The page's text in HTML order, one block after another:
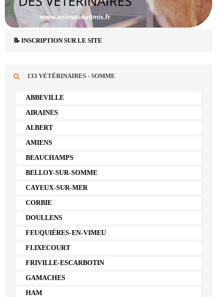
📝 INSCRIPTION SUR LE SITE
133 VÉTÉRINAIRES - SOMME
ABBEVILLE
AIRAINES
ALBERT
AMIENS
BEAUCHAMPS
BELLOY-SUR-SOMME
CAYEUX-SUR-MER
CORBIE
DOULLENS
FEUQUIÈRES-EN-VIMEU
FLIXECOURT
FRIVILLE-ESCARBOTIN
GAMACHES
HAM